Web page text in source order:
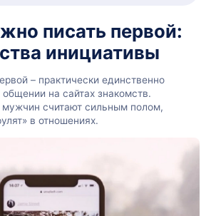
писать первой:
инициативы
– практически единственно
на сайтах знакомств.
мужчин считают сильным полом,
в отношениях.